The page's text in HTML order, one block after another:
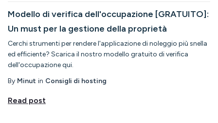
Modello di verifica dell'occupazione [GRATUITO]:
Un must per la gestione della proprietà
Cerchi strumenti per rendere l'applicazione di noleggio più snella
ed efficiente? Scarica il nostro modello gratuito di verifica
dell'occupazione qui.
By Minut in Consigli di hosting
Read post